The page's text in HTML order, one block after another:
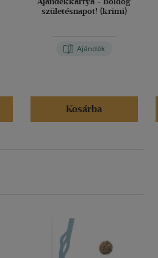
születésnapot! (krimi)
Ajándék
Kosárba